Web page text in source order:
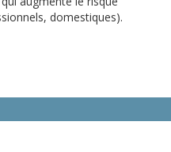
domestiques).